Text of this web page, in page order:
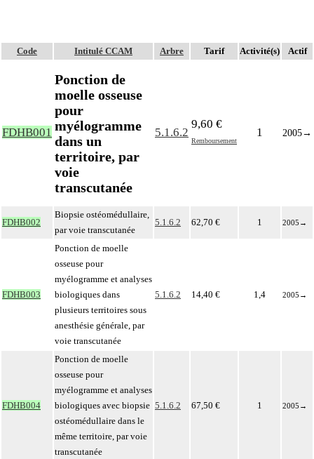
Code Intitulé CCAM Arbre Tarif Activité(s) Actif
FDHB001
Ponction de
moelle osseuse
pour
myélogramme
dans un
territoire, par
voie
transcutanée
5.1.6.2
9,60 €
Remboursement
1 2005→
FDHB002
Biopsie ostéomédullaire,
par voie transcutanée
5.1.6.2 62,70 € 1 2005 →
FDHB003
Ponction de moelle
osseuse pour
myélogramme et analyses
biologiques dans
plusieurs territoires sous
anesthésie générale, par
voie transcutanée
5.1.6.2 14,40 € 1,4 2005 →
FDHB004
Ponction de moelle
osseuse pour
myélogramme et analyses
biologiques avec biopsie
ostéomédullaire dans le
même territoire, par voie
transcutanée
5.1.6.2 67,50 € 1 2005 →